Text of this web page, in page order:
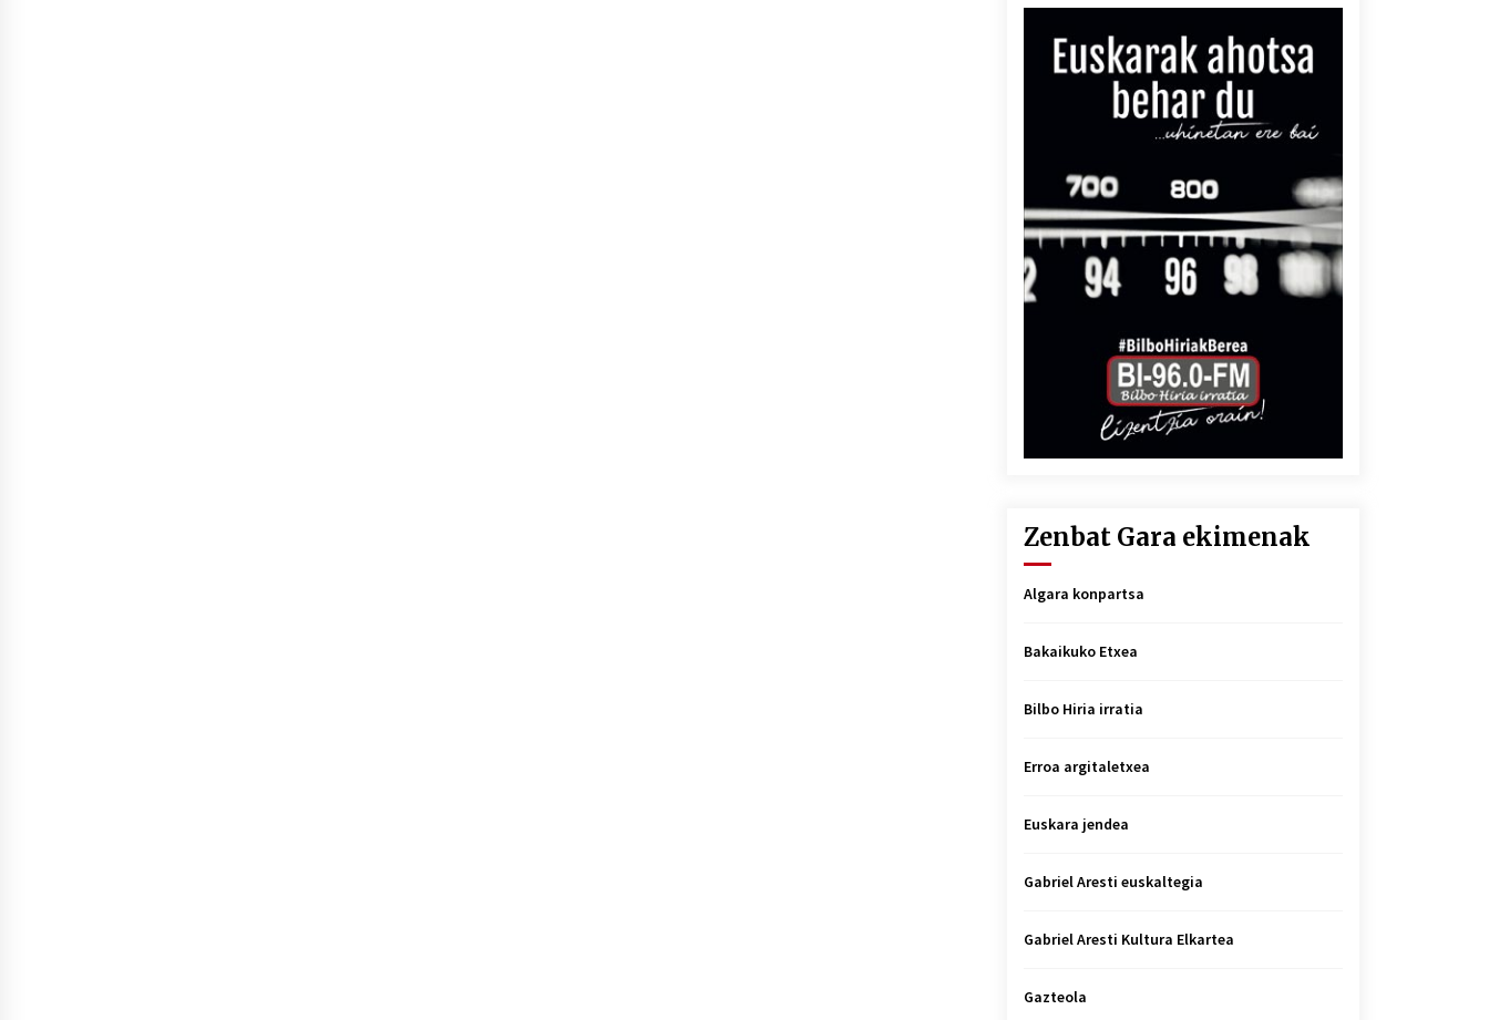
Zenbat Gara ekimenak
Algara konpartsa
Bakaikuko Etxea
Bilbo Hiria irratia
Erroa argitaletxea
Euskara jendea
Gabriel Aresti euskaltegia
Gabriel Aresti Kultura Elkartea
Gazteola